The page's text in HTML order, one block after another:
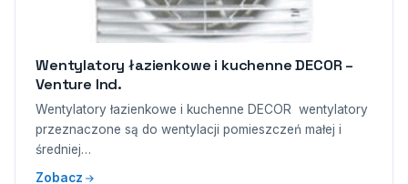
Wentylatory łazienkowe i kuchenne DECOR –
Venture Ind.
Wentylatory łazienkowe i kuchenne DECOR wentylatory
przeznaczone są do wentylacji pomieszczeń małej i
średniej…
Zobacz